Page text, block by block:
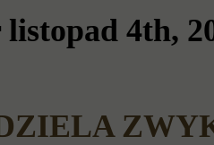
4th,